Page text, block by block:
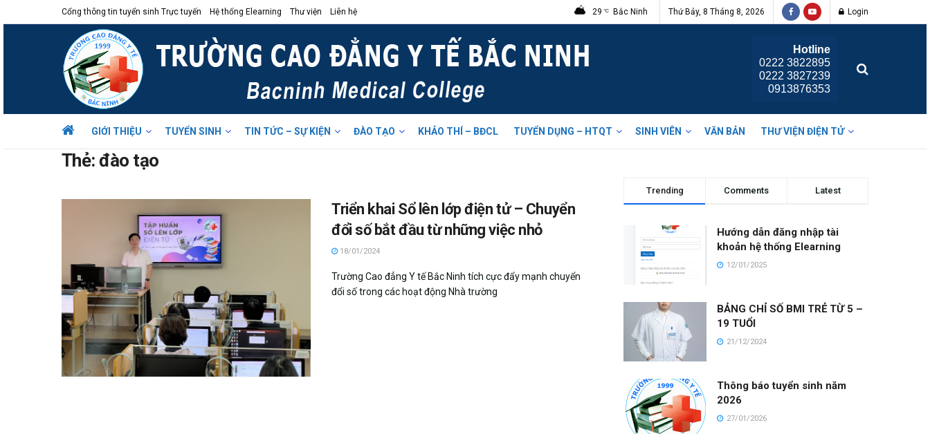
Cổng thông tin tuyển sinh Trực tuyến Hệ thống Elearning Thư viện Liên hệ 29 °C Bắc Ninh Thứ Bảy, 8 Tháng 8, 2026 Login
Hotline
0222 3822895
0222 3827239
0913876353
GIỚI THIỆU TUYỂN SINH TIN TỨC – SỰ KIỆN ĐÀO TẠO KHẢO THÍ – BĐCL TUYỂN DỤNG – HTQT SINH VIÊN VĂN BẢN THƯ VIỆN ĐIỆN TỬ
Thẻ:đào tạo
Triển khai Sổ lên lớp điện tử – Chuyển
đổi số bắt đầu từ những việc nhỏ
18/01/2024
Trường Cao đẳng Y tế Bắc Ninh tích cực đẩy mạnh chuyển
đổi số trong các hoạt động Nhà trường
Trending Comments Latest
Hướng dẫn đăng nhập tài
khoản hệ thống Elearning
12/01/2025
BẢNG CHỈ SỐ BMI TRẺ TỪ 5 –
19 TUỔI
21/12/2024
Thông báo tuyển sinh năm
2026
27/01/2026